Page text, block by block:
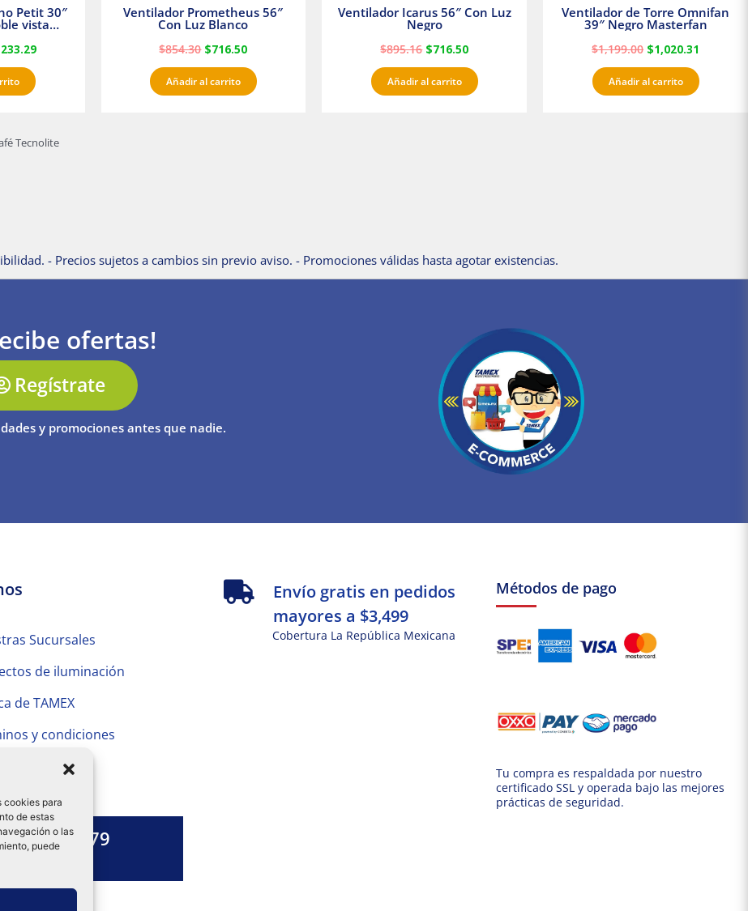
cookies para
de estas
o las
puede
Petit 30″
vista
Ventilador Prometheus 56″
Con Luz Blanco
$854.30 $716.50
Añadir al carrito
Ventilador Icarus 56″ Con Luz
Negro
$895.16 $716.50
Añadir al carrito
Ventilador de Torre Omnifan
39″ Negro Masterfan
$1,199.00 $1,020.31
Añadir al carrito
Tecnolite
- Precios sujetos a cambios sin previo aviso. - Promociones válidas hasta agotar existencias.
ofertas!
Regístrate
y promociones antes que nadie.
Sucursales
de iluminación
de TAMEX
y condiciones
de Privacidad
1328 13 79
Linkedin-
Envío gratis en pedidos
mayores a $3,499
Cobertura La República Mexicana
Métodos de pago
Tu compra es respaldada por nuestro
certificado SSL y operada bajo las mejores
prácticas de seguridad.